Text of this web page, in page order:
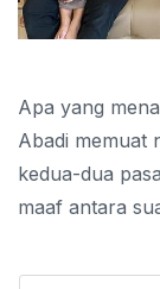
Apa yang
Abadi memuat
kedua-dua
maaf antara